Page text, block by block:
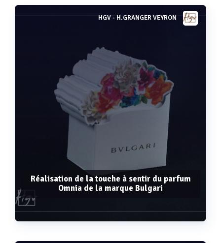
Voir plus
HGV - H.GRANGER VEYRON
Réalisation de la touche à sentir du parfum
Omnia de la marque Bulgari